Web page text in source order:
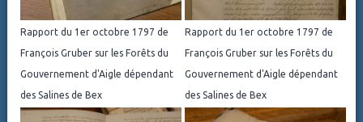
Rapport du 1er octobre 1797 de
François Gruber sur les Forêts du
Gouvernement d'Aigle dépendant
des Salines de Bex
Rapport du 1er octobre 1797 de
François Gruber sur les Forêts du
Gouvernement d'Aigle dépendant
des Salines de Bex